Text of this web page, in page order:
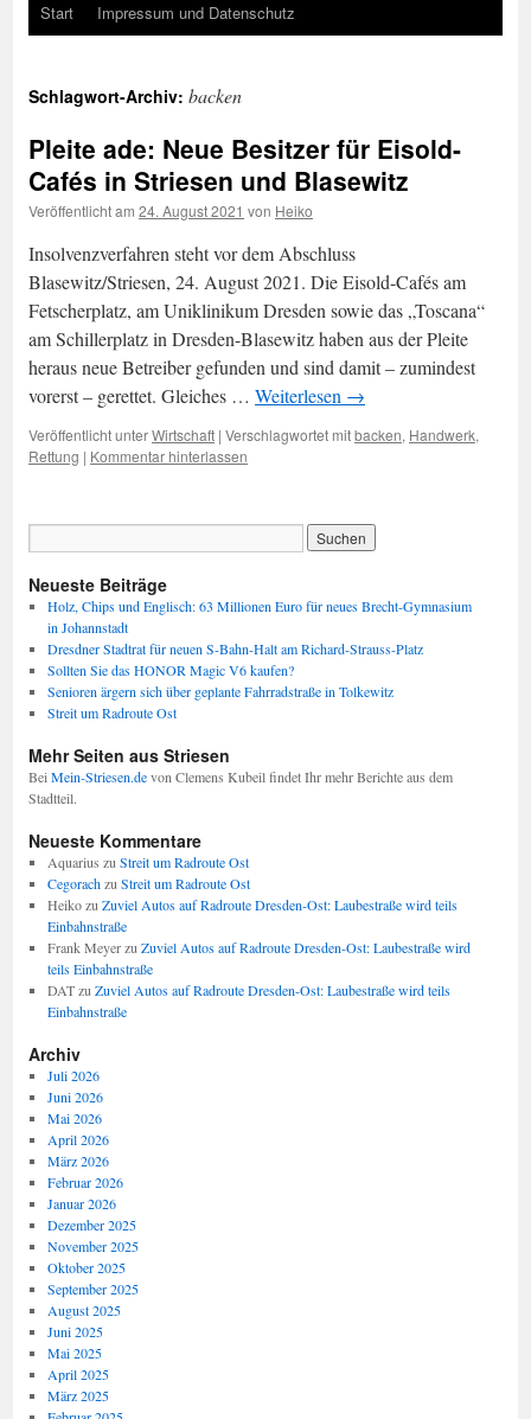
Start Impressum und Datenschutz
Schlagwort-Archiv: backen
Pleite ade: Neue Besitzer für Eisold-
Cafés in Striesen und Blasewitz
Veröffentlicht am 24. August 2021 von Heiko
Insolvenzverfahren steht vor dem Abschluss
Blasewitz/Striesen, 24. August 2021. Die Eisold-Cafés am
Fetscherplatz, am Uniklinikum Dresden sowie das „Toscana“
am Schillerplatz in Dresden-Blasewitz haben aus der Pleite
heraus neue Betreiber gefunden und sind damit – zumindest
vorerst – gerettet. Gleiches … Weiterlesen →
Veröffentlicht unterWirtschaft | Verschlagwortet mitbacken, Handwerk,
Rettung | Kommentar hinterlassen
Neueste Beiträge
Holz, Chips und Englisch: 63 Millionen Euro für neues Brecht-Gymnasium
in Johannstadt
Dresdner Stadtrat für neuen S-Bahn-Halt am Richard-Strauss-Platz
Sollten Sie das HONOR Magic V6 kaufen?
Senioren ärgern sich über geplante Fahrradstraße in Tolkewitz
Streit um Radroute Ost
Mehr Seiten aus Striesen
Bei Mein-Striesen.devon Clemens Kubeil findet Ihr mehr Berichte aus dem
Stadtteil.
Neueste Kommentare
Aquarius zu Streit um Radroute Ost
Cegorachzu Streit um Radroute Ost
Heikozu Zuviel Autos auf Radroute Dresden-Ost: Laubestraße wird teils
Einbahnstraße
Frank Meyerzu Zuviel Autos auf Radroute Dresden-Ost: Laubestraße wird
teils Einbahnstraße
DATzu Zuviel Autos auf Radroute Dresden-Ost: Laubestraße wird teils
Einbahnstraße
Archiv
Juli 2026
Juni 2026
Mai 2026
April 2026
März 2026
Februar 2026
Januar 2026
Dezember 2025
November 2025
Oktober 2025
September 2025
August 2025
Juni 2025
Mai 2025
April 2025
März 2025